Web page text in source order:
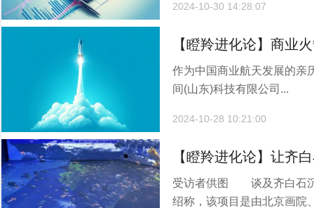
2024-10-30 14:28:07
【瞪羚进化论】商业
作为中国商业航天发展的亲
间(山东)科技有限公司...
2024-10-28 10:21:00
【瞪羚进化论】让齐
创如何做到？
受访者供图 谈及齐白石沉
绍称，该项目是由北京画院